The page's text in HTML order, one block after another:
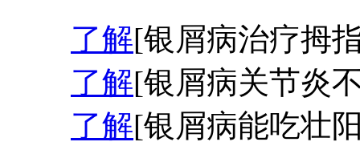
了解[银屑病治疗拇
了解[银屑病关节炎
了解[银屑病能吃壮